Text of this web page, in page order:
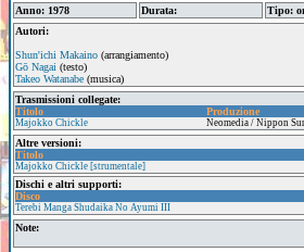
Anno: 1978 Durata: Tipo:
Autori:
Shun'ichi Makaino (arrangiamento)
Gō Nagai (testo)
Takeo Watanabe (musica)
Trasmissioni collegate:
Titolo
Produzione
Majokko Chickle Neomedia / Nippon
Altre versioni:
Titolo
Majokko Chickle [strumentale]
Dischi e altri supporti:
Disco
Terebi Manga Shudaika No Ayumi III
Note: